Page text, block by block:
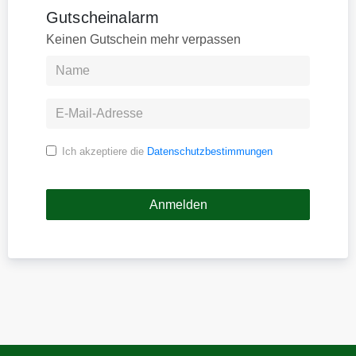
Gutscheinalarm
Keinen Gutschein mehr verpassen
Ich akzeptiere die Datenschutzbestimmungen